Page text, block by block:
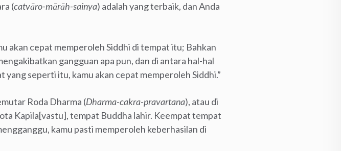
(catvāro-mārāh-sainya) adalah yang terbaik, dan Anda
akan cepat memperoleh Siddhi di tempat itu; Bahkan
gangguan apa pun, dan di antara hal-hal
seperti itu, kamu akan cepat memperoleh Siddhi.”
Roda Dharma (Dharma-cakra-pravartana), atau di
Kapila[vastu], tempat Buddha lahir. Keempat tempat
kamu pasti memperoleh keberhasilan di